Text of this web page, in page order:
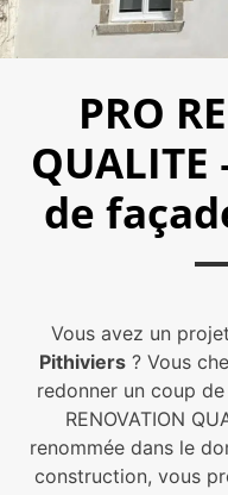
PRO
de
Vous avez un
Pithiviers ? Vous
redonner un coup
RENOVATION
renommée dans le
construction, vous